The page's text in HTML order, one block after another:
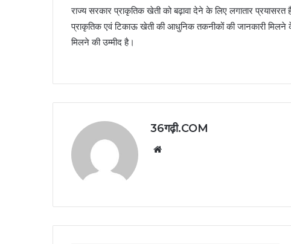
राज्य सरकार प्राकृतिक खेती को बढ़ावा देने के लिए लगातार प्रयासरत
प्राकृतिक एवं टिकाऊ खेती की आधुनिक तकनीकों की जानकारी मिलने
मिलने की उम्मीद है।
36गढ़ी.COM